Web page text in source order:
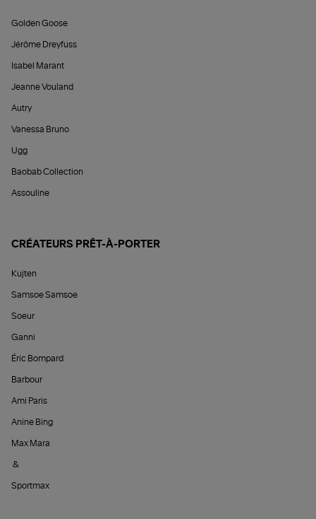
Golden Goose
Jérôme Dreyfuss
Isabel Marant
Jeanne Vouland
Autry
Vanessa Bruno
Ugg
Baobab Collection
Assouline
CRÉATEURS PRÊT-À-PORTER
Kujten
Samsoe Samsoe
Soeur
Ganni
Éric Bompard
Barbour
Ami Paris
Anine Bing
Max Mara
&
Sportmax